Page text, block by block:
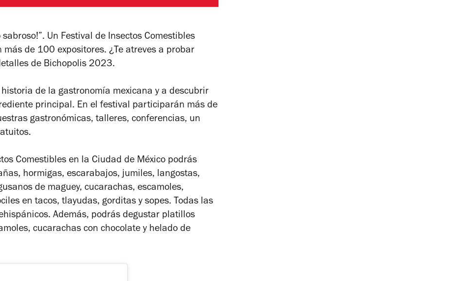
Un Festival de Insectos Comestibles
de 100 expositores. ¿Te atreves a probar
de Bichopolis 2023.
de la gastronomía mexicana y a descubrir
principal. En el festival participarán más de
gastronómicas, talleres, conferencias, un
Comestibles en la Ciudad de México podrás
hormigas, escarabajos, jumiles, langostas,
de maguey, cucarachas, escamoles,
en tacos, tlayudas, gorditas y sopes. Todas las
Además, podrás degustar platillos
cucarachas con chocolate y helado de